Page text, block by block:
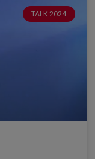
TALK 2024